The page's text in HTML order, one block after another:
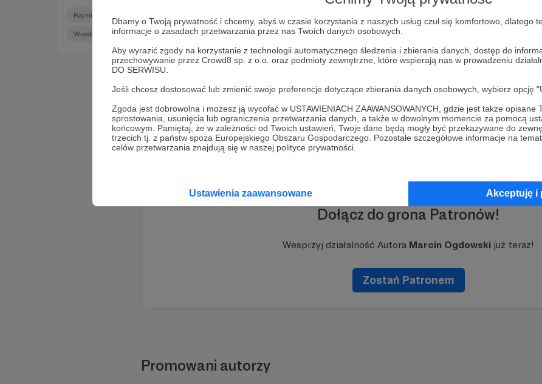
Dbamy o Twoją prywatność i chcemy, abyś w czasie korzystania z naszych usług czuł się komfortowo, dlatego
informacje o zasadach przetwarzania przez nas Twoich danych osobowych.
Aby wyrazić zgody na korzystanie z technologii automatycznego śledzenia i zbierania danych, dostęp do
przechowywanie przez Crowd8 sp. z o.o. oraz podmioty zewnętrzne, które wspierają nas w prowadzeniu
DO SERWISU.
Jeśli chcesz dostosować lub zmienić swoje preferencje dotyczące zbierania danych osobowych, wybierz opcję
Zgoda jest dobrowolna i możesz ją wycofać w USTAWIENIACH ZAAWANSOWANYCH, gdzie jest także opisane
sprostowania, usunięcia lub ograniczenia przetwarzania danych, a także w dowolnym momencie za pomocą
końcowym. Pamiętaj, że w zależności od Twoich ustawień, Twoje dane będą mogły być przekazywane do
trzecich tj. z państw spoza Europejskiego Obszaru Gospodarczego. Pozostałe szczegółowe informacje na
celów przetwarzania znajdują się w naszej polityce prywatności.
Ustawienia zaawansowane Akceptuję i
Rajmund Andrzejczak
Wiesław Kukuła +4
Dołącz do grona Patronów!
Wesprzyj działalność Autora Marcin Ogdowski już teraz!
Zostań Patronem
Promowani autorzy